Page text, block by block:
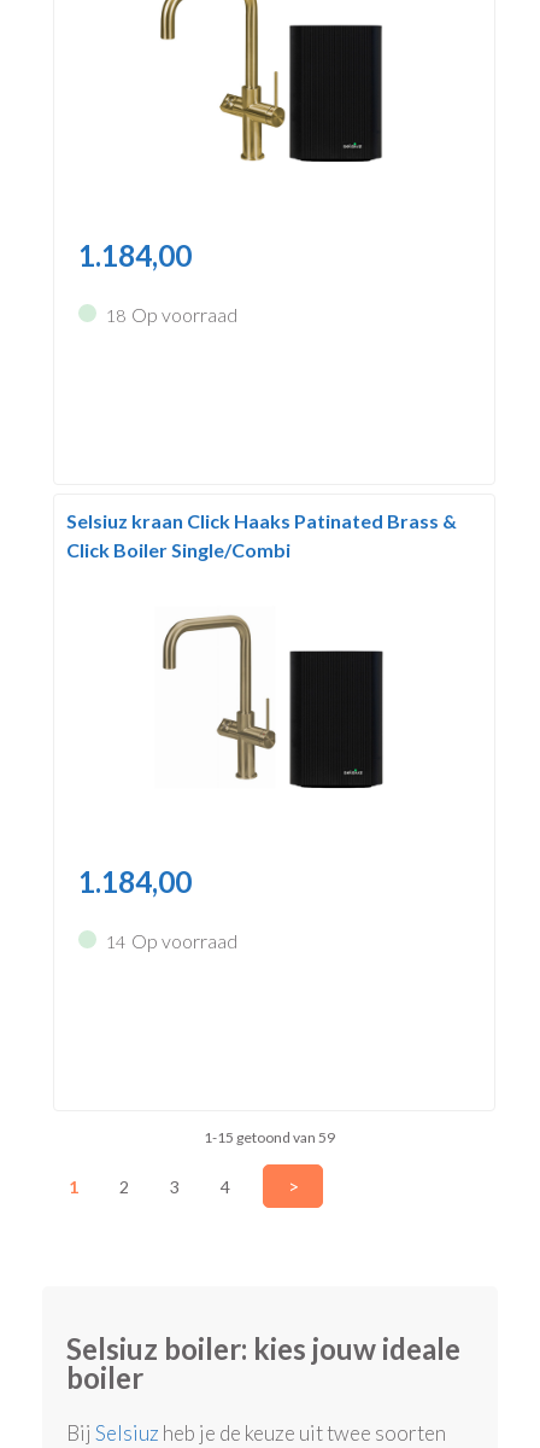
1.184,00
18 Op voorraad
Selsiuz kraan Click Haaks Patinated Brass &
Click Boiler Single/Combi
1.184,00
14 Op voorraad
1-15 getoond van 59
1 2 3 4 >
Selsiuz boiler: kies jouw ideale
boiler
BijSelsiuz heb je de keuze uit twee soorten